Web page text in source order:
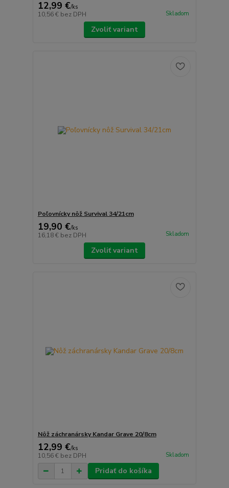
12,99 €/ks
10,56 € bez DPH Skladom
Zvoliť variant
Poľovnícky nôž Survival 34/21cm
19,90 €/ks
16,18 € bez DPH Skladom
Zvoliť variant
Nôž záchranársky Kandar Grave 20/8cm
12,99 €/ks
10,56 € bez DPH Skladom
Pridať do košíka